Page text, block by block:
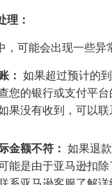
理：
，可能会出现一些异
： 如果超过预计的
您的银行或支付平
果没有收到，可以
金额不符： 如果退
能是由于亚马逊扣